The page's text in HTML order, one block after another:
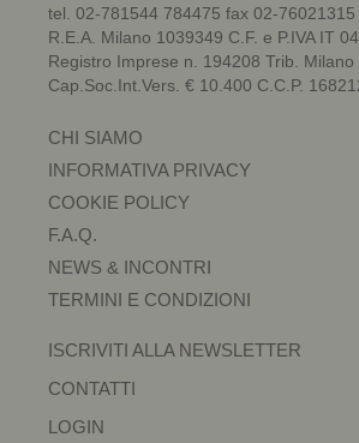
tel. 02-781544 784475 fax 02-76021315
R.E.A. Milano 1039349 C.F. e P.IVA IT
Registro Imprese n. 194208 Trib. Milano
Cap.Soc.Int.Vers. € 10.400 C.C.P.
CHI SIAMO
INFORMATIVA PRIVACY
COOKIE POLICY
F.A.Q.
NEWS & INCONTRI
TERMINI E CONDIZIONI
ISCRIVITI ALLA NEWSLETTER
CONTATTI
LOGIN